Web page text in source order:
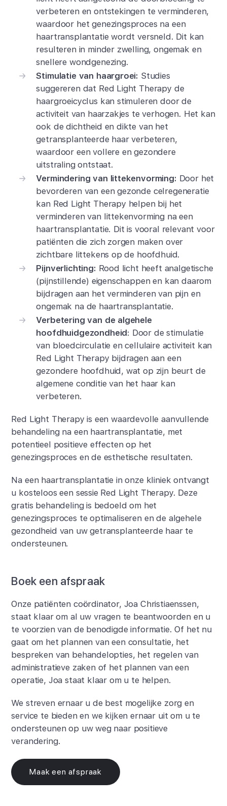
verbeteren en ontstekingen te verminderen,
waardoor het genezingsproces na een
haartransplantatie wordt versneld. Dit kan
resulteren in minder zwelling, ongemak en
snellere wondgenezing.
Stimulatie van haargroei: Studies
suggereren dat Red Light Therapy de
haargroeicyclus kan stimuleren door de
activiteit van haarzakjes te verhogen. Het kan
ook de dichtheid en dikte van het
getransplanteerde haar verbeteren,
waardoor een vollere en gezondere
uitstraling ontstaat.
Vermindering van littekenvorming: Door het
bevorderen van een gezonde celregeneratie
kan Red Light Therapy helpen bij het
verminderen van littekenvorming na een
haartransplantatie. Dit is vooral relevant voor
patiënten die zich zorgen maken over
zichtbare littekens op de hoofdhuid.
Pijnverlichting: Rood licht heeft analgetische
(pijnstillende) eigenschappen en kan daarom
bijdragen aan het verminderen van pijn en
ongemak na de haartransplantatie.
Verbetering van de algehele
hoofdhuidgezondheid: Door de stimulatie
van bloedcirculatie en cellulaire activiteit kan
Red Light Therapy bijdragen aan een
gezondere hoofdhuid, wat op zijn beurt de
algemene conditie van het haar kan
verbeteren.
Red Light Therapy is een waardevolle aanvullende
behandeling na een haartransplantatie, met
potentieel positieve effecten op het
genezingsproces en de esthetische resultaten.
Na een haartransplantatie in onze kliniek ontvangt
u kosteloos een sessie Red Light Therapy. Deze
gratis behandeling is bedoeld om het
genezingsproces te optimaliseren en de algehele
gezondheid van uw getransplanteerde haar te
ondersteunen.
Boek een afspraak
Onze patiënten coördinator, Joa Christiaenssen,
staat klaar om al uw vragen te beantwoorden en u
te voorzien van de benodigde informatie. Of het nu
gaat om het plannen van een consultatie, het
bespreken van behandelopties, het regelen van
administratieve zaken of het plannen van een
operatie, Joa staat klaar om u te helpen.
We streven ernaar u de best mogelijke zorg en
service te bieden en we kijken ernaar uit om u te
ondersteunen op uw weg naar positieve
verandering.
Maak een afspraak